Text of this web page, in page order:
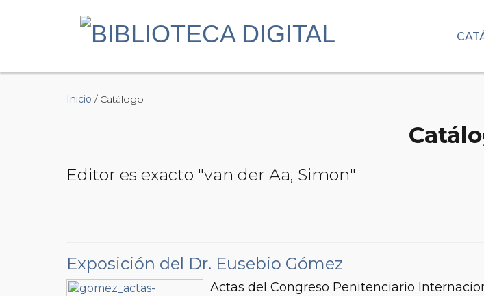
Inicio / Catálogo
Editor es exacto "van der Aa, Simon"
Exposición del Dr. Eusebio Gómez
Actas del Congreso Penitenciario